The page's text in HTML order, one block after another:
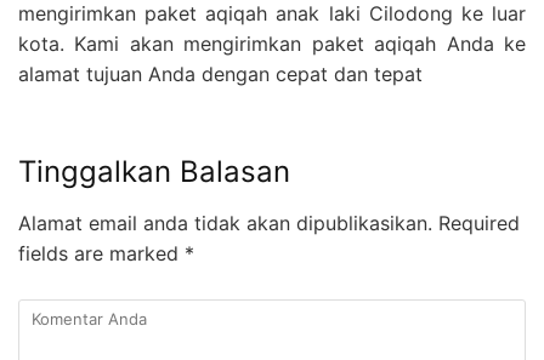
mengirimkan paket aqiqah anak laki Cilodong ke luar
kota. Kami akan mengirimkan paket aqiqah Anda ke
alamat tujuan Anda dengan cepat dan tepat
Tinggalkan Balasan
Alamat email anda tidak akan dipublikasikan. Required
fields are marked *